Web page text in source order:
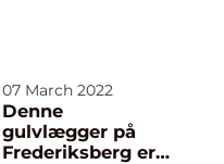
du kan gøre selv eller
ogs...
07 March 2022
Denne
gulvlægger på
Frederiksberg er